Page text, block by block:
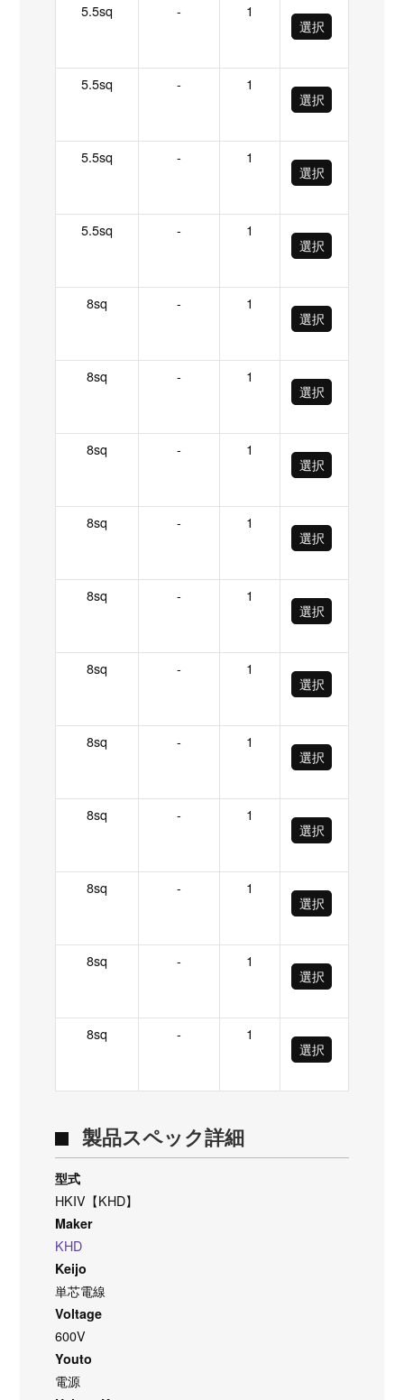
5.5sq -
1
選択
5.5sq -
1
選択
5.5sq -
1
選択
5.5sq -
1
選択
8sq -
1
選択
8sq -
1
選択
8sq -
1
選択
8sq -
1
選択
8sq -
1
選択
8sq -
1
選択
8sq -
1
選択
8sq -
1
選択
8sq -
1
選択
8sq -
1
選択
8sq -
1
選択
製品スペック詳細
型式
HKIV【KHD】
Maker
KHD
Keijo
単芯電線
Voltage
600V
Youto
電源